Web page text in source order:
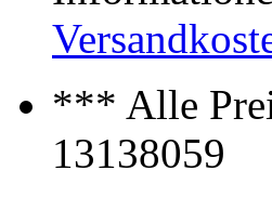
*** Alle
13138059